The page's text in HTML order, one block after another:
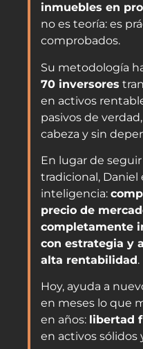
inmuebles en
no es teoría: es
comprobados.
Su metodología
70 inversores
en activos
pasivos de
cabeza y sin
En lugar de
tradicional, Daniel
inteligencia:
precio de
completamente
con estrategia y
alta rentabilidad.
Hoy, ayuda a
en meses lo que
en años: libertad
en activos sólidos